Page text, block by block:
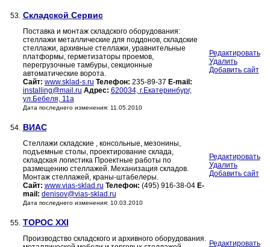
53. Складской Сервис
Поставка и монтаж складского оборудования:
стеллажи металлические для поддонов, складские
стеллажи, архивные стеллажи, уравнительные
платформы, герметизаторы проемов,
перегрузочные тамбуры, секционные
автоматические ворота.
Сайт: www.sklad-s.ru Телефон: 235-89-37 E-mail:
installing@mail.ru Адрес: 620034, г.Екатеринбург,
ул.Бебеля, 11а
Дата последнего изменения: 11.05.2010
Редактировать
Удалить
Добавить сайт
54. ВИАС
Стеллажи складские , консольные, мезонины,
подъемные столы, проектирование склада,
складская логистика Проектные работы по
размещению стеллажей. Механизация складов.
Монтаж стеллажей, краны-штабелеры.
Сайт: www.vias-sklad.ru Телефон: (495) 916-38-04 E-
mail: denisov@vias-sklad.ru
Дата последнего изменения: 10.03.2010
Редактировать
Удалить
Добавить сайт
55. ТОРОС XXI
Производство складского и архивного оборудования.
Редактировать